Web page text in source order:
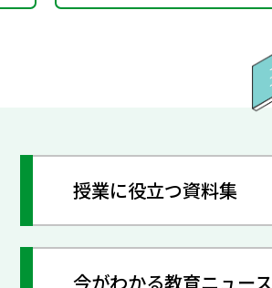
授業に役立つ資料集
今がわかる教育ニュース